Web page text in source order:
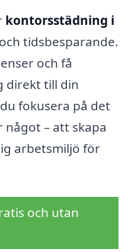
kontorsstädning i
tidsbesparande.
och få
direkt till din
fokusera på det
– att skapa
arbetsmiljö för
och utan